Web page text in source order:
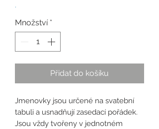
.
Množství *
Přidat do košíku
Jmenovky jsou určené na svatební
tabuli a usnadňují zasedací pořádek.
Jsou vždy tvořeny v jednotném